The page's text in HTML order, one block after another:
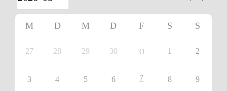
M D M D F S S
27 28 29 30 31 1 2
3 4 5 6 7 8 9